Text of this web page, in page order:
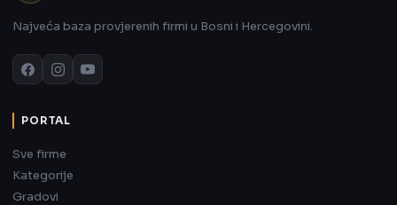
Najveća baza provjerenih firmi u Bosni i Hercegovini.
PORTAL
Sve firme
Kategorije
Gradovi